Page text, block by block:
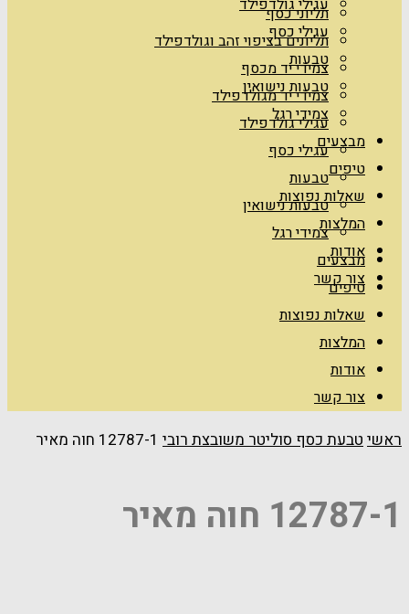
עגילי גולדפילד
עגילי כסף
טבעות
טבעות נישואין
צמידי רגל
מבצעים
טיפים
שאלות נפוצות
המלצות
אודות
צור קשר
תליוני כסף
תליונים בציפוי זהב וגולדפילד
צמידי יד מכסף
צמידי יד מגולדפילד
עגילי גולדפילד
עגילי כסף
טבעות
טבעות נישואין
צמידי רגל
מבצעים
טיפים
שאלות נפוצות
המלצות
אודות
צור קשר
ראשיטבעת כסף סוליטר משובצת רובי 12787-1 חוה מאיר
12787-1 חוה מאיר